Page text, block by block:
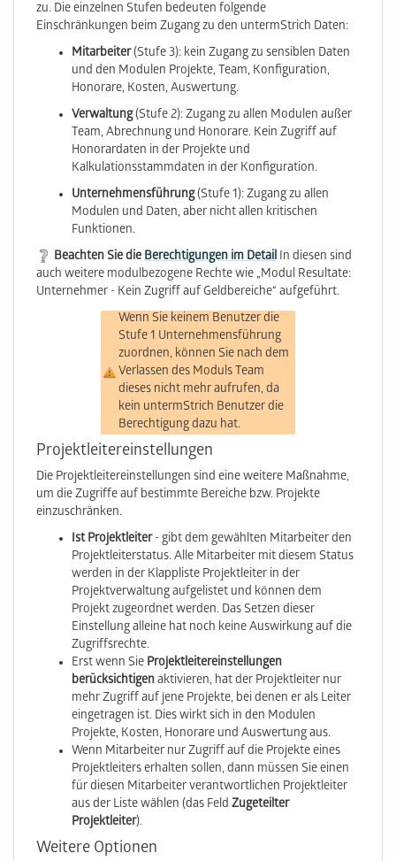
zu. Die einzelnen Stufen bedeuten folgende
Einschränkungen beim Zugang zu den untermStrich Daten:
Mitarbeiter(Stufe 3): kein Zugang zu sensiblen Daten
und den Modulen Projekte, Team, Konfiguration,
Honorare, Kosten, Auswertung.
Verwaltung(Stufe 2): Zugang zu allen Modulen außer
Team, Abrechnung und Honorare. Kein Zugriff auf
Honorardaten in der Projekte und
Kalkulationsstammdaten in der Konfiguration.
Unternehmensführung(Stufe 1): Zugang zu allen
Modulen und Daten, aber nicht allen kritischen
Funktionen.
Beachten Sie dieBerechtigungen im DetailIn diesen sind
auch weitere modulbezogene Rechte wie „Modul Resultate:
Unternehmer - Kein Zugriff auf Geldbereiche“ aufgeführt.
Wenn Sie keinem Benutzer die
Stufe 1 Unternehmensführung
zuordnen, können Sie nach dem
Verlassen des Moduls Team
dieses nicht mehr aufrufen, da
kein untermStrich Benutzer die
Berechtigung dazu hat.
Projektleitereinstellungen
Die Projektleitereinstellungen sind eine weitere Maßnahme,
um die Zugriffe auf bestimmte Bereiche bzw. Projekte
einzuschränken.
Ist Projektleiter- gibt dem gewählten Mitarbeiter den
Projektleiterstatus. Alle Mitarbeiter mit diesem Status
werden in der Klappliste Projektleiter in der
Projektverwaltung aufgelistet und können dem
Projekt zugeordnet werden. Das Setzen dieser
Einstellung alleine hat noch keine Auswirkung auf die
Zugriffsrechte.
Erst wenn Sie Projektleitereinstellungen
berücksichtigenaktivieren, hat der Projektleiter nur
mehr Zugriff auf jene Projekte, bei denen er als Leiter
eingetragen ist. Dies wirkt sich in den Modulen
Projekte, Kosten, Honorare und Auswertung aus.
Wenn Mitarbeiter nur Zugriff auf die Projekte eines
Projektleiters erhalten sollen, dann müssen Sie einen
für diesen Mitarbeiter verantwortlichen Projektleiter
aus der Liste wählen (das Feld Zugeteilter
Projektleiter).
Weitere Optionen